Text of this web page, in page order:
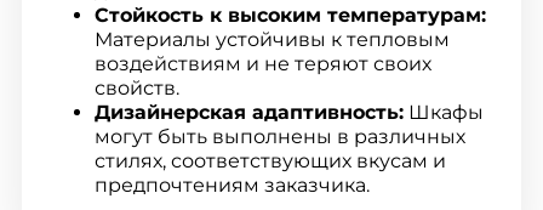
Стойкость к высоким температурам:
Материалы устойчивы к тепловым
воздействиям и не теряют своих
свойств.
Дизайнерская адаптивность:Шкафы
могут быть выполнены в различных
стилях, соответствующих вкусам и
предпочтениям заказчика.